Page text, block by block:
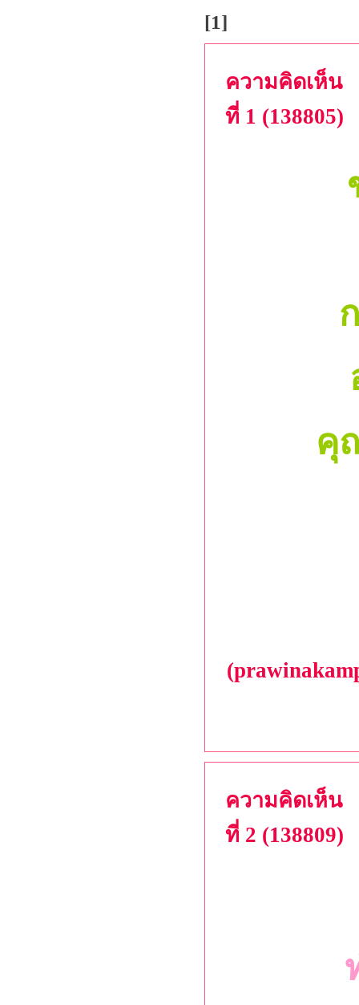
[1]
ความคิดเห็น
ที่ 1 (138805)
คุ
ความคิดเห็น
ที่ 2 (138809)